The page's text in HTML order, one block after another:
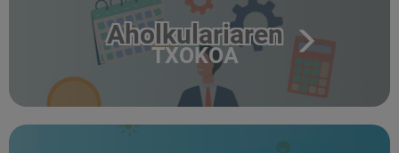
Aholkulariaren
TXOKOA